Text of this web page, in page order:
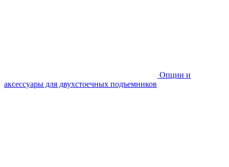
Опции и
аксессуары для двухстоечных подъемников